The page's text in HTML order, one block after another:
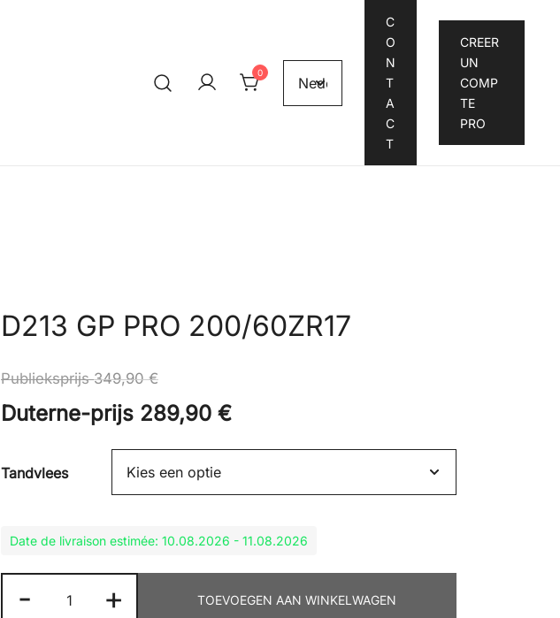
0
C
O
N
T
A
C
T
CREER
UN
COMP
TE
PRO
D213 GP PRO 200/60ZR17
Publieksprijs349,90€
Duterne-prijs 289,90 €
Tandvlees
Date de livraison estimée: 10.08.2026 - 11.08.2026
-
GP
+ TOEVOEGEN AAN WINKELWAGEN